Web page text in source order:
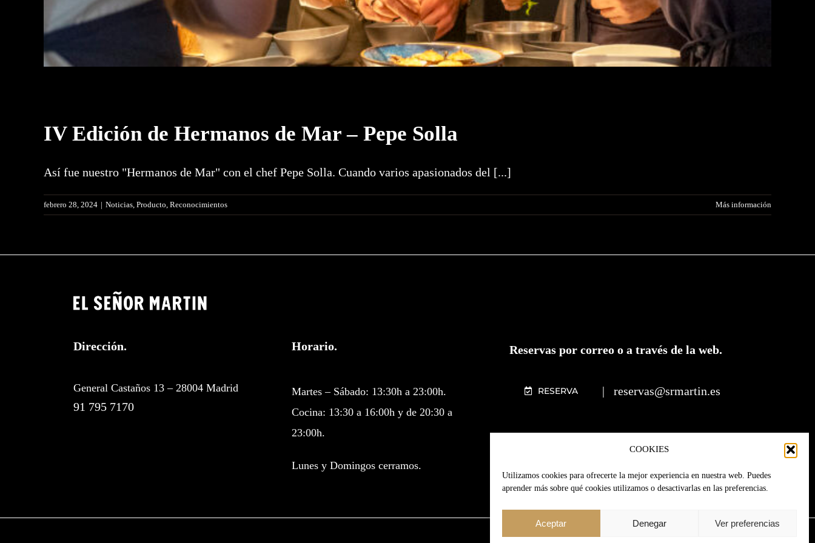
COOKIES
Utilizamos cookies para ofrecerte la mejor experiencia en nuestra web. Puedes
aprender más sobre qué cookies utilizamos o desactivarlas en las preferencias.
Aceptar Denegar Ver preferencias
IV Edición de Hermanos de Mar – Pepe Solla
Así fue nuestro "Hermanos de Mar" con el chef Pepe Solla. Cuando varios apasionados del [...]
febrero 28, 2024 | Noticias Producto Reconocimientos Más información
Dirección.
General Castaños 13 – 28004 Madrid
91 795 7170
Horario.
Martes – Sábado: 13:30h a 23:00h.
Cocina: 13:30 a 16:00h y de 20:30 a
23:00h.
Lunes y Domingos cerramos.
Reservas por correo o a través de la web.
RESERVA | reservas@srmartin.es